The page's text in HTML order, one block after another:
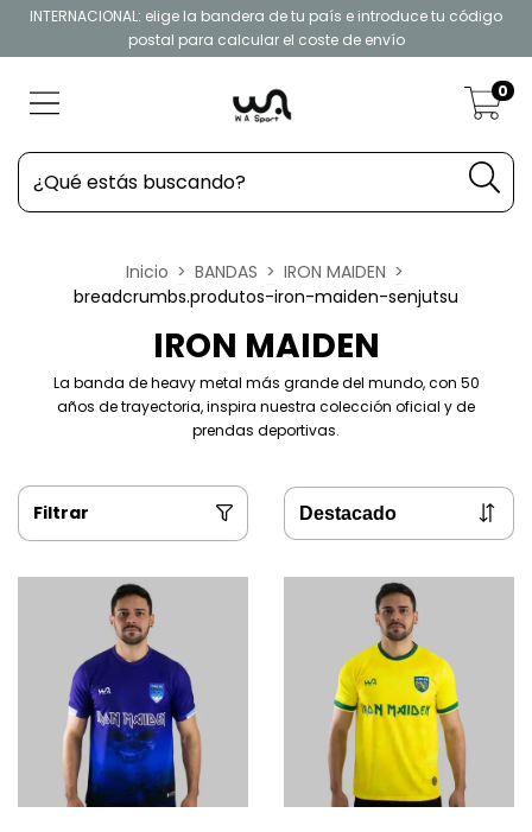
INTERNACIONAL: elige la bandera de tu país e introduce tu código
postal para calcular el coste de envío
0
Inicio > BANDAS > IRON MAIDEN >
breadcrumbs.produtos-iron-maiden-senjutsu
IRON MAIDEN
La banda de heavy metal más grande del mundo, con 50
años de trayectoria, inspira nuestra colección oficial y de
prendas deportivas.
Filtrar